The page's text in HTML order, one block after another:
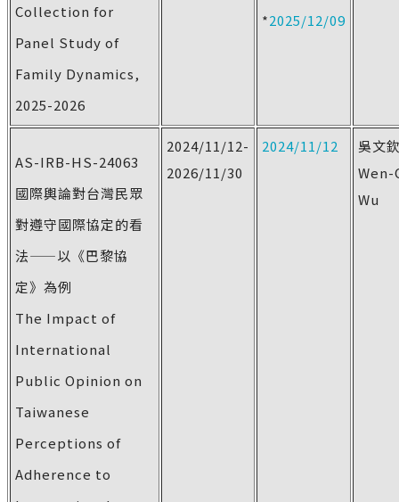
Collection for
Panel Study of
Family Dynamics,
2025-2026
*2025/12/09
AS-IRB-HS-24063
國際輿論對台灣民眾
對遵守國際協定的看
法——以《巴黎協
定》為例
The Impact of
International
Public Opinion on
Taiwanese
Perceptions of
Adherence to
2024/11/12-
2026/11/30
2024/11/12
吳文
Wen-
Wu